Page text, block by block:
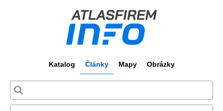
Katalog Články Mapy Obrázky